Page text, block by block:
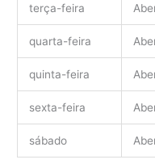
terça-feira
quarta-feira
quinta-feira
sexta-feira
sábado